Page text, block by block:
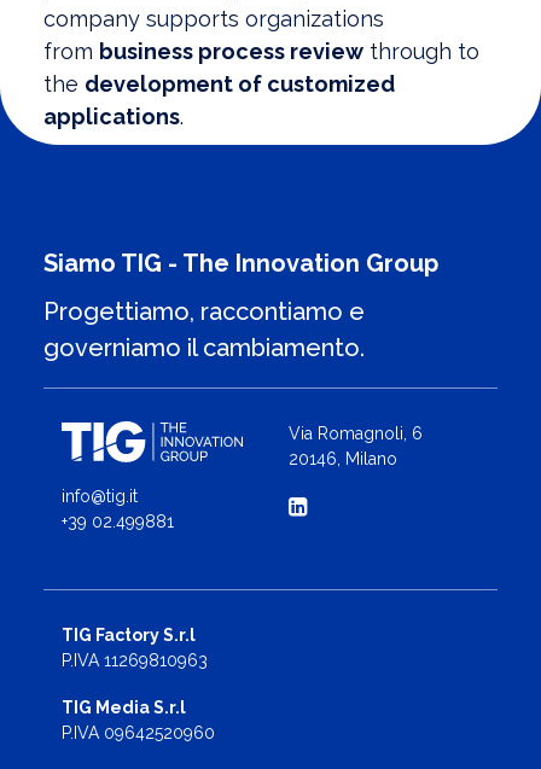
company supports organizations
from business process review through to
the development of customized
applications.
Siamo TIG - The Innovation Group
Progettiamo, raccontiamo e
governiamo il cambiamento.
info@tig.it
+39 02.499881
Via Romagnoli, 6
20146, Milano
TIG Factory S.r.l
P.IVA 11269810963
TIG Media S.r.l
P.IVA 09642520960